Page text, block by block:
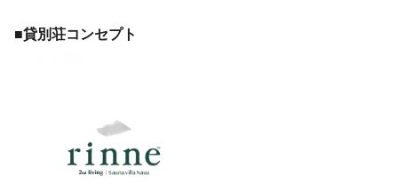
■貸別荘コンセプト